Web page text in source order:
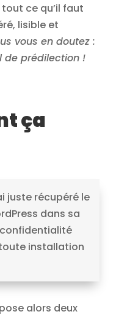
ce qu’il faut
lisible et
vous en doutez :
de prédilection !
ça
juste récupéré le
dans sa
installation
alors deux